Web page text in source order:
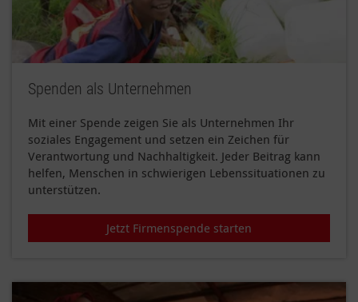
Spenden als Unternehmen
Mit einer Spende zeigen Sie als Unternehmen Ihr
soziales Engagement und setzen ein Zeichen für
Verantwortung und Nachhaltigkeit. Jeder Beitrag kann
helfen, Menschen in schwierigen Lebenssituationen zu
unterstützen.
Jetzt Firmenspende starten